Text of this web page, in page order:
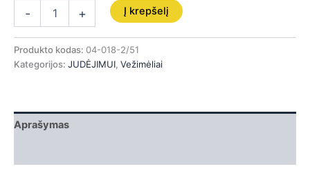
- + Į krepšelį
Produkto kodas: 04-018-2/51
Kategorijos: JUDĖJIMUI, Vežimėliai
Aprašymas